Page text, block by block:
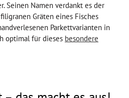
Seinen Namen verdankt es der
Gräten eines Fisches
Parkettvarianten in
optimal für dieses besondere